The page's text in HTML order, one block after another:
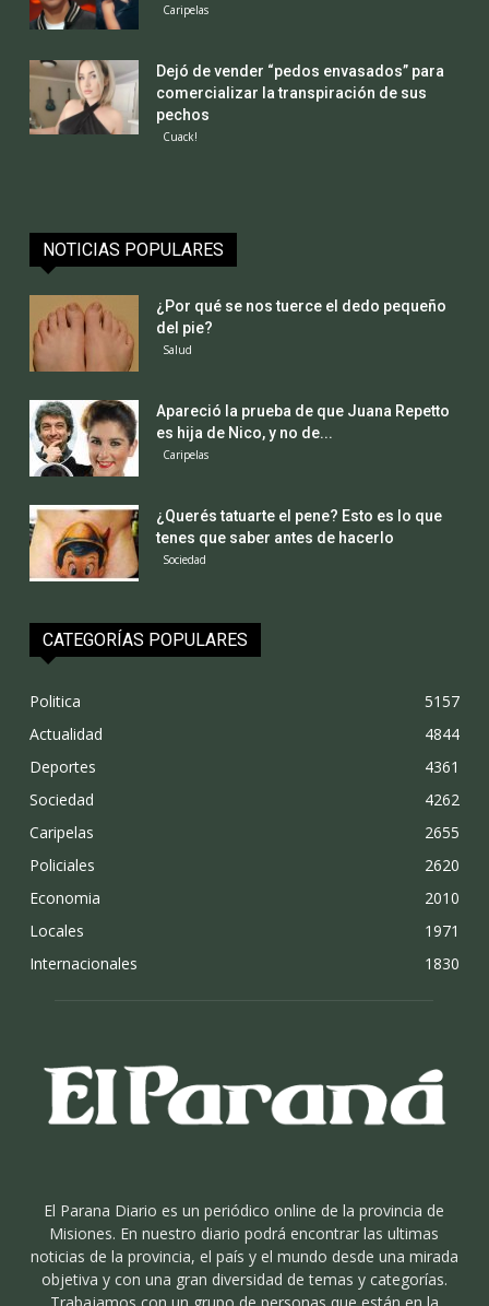
Caripelas
Dejó de vender “pedos envasados” para
comercializar la transpiración de sus
pechos
Cuack!
NOTICIAS POPULARES
¿Por qué se nos tuerce el dedo pequeño
del pie?
Salud
Apareció la prueba de que Juana Repetto
es hija de Nico, y no de...
Caripelas
¿Querés tatuarte el pene? Esto es lo que
tenes que saber antes de hacerlo
Sociedad
CATEGORÍAS POPULARES
Politica
5157
Actualidad
4844
Deportes
4361
Sociedad
4262
Caripelas
2655
Policiales
2620
Economia
2010
Locales
1971
Internacionales
1830
El Parana Diario es un periódico online de la provincia de
Misiones. En nuestro diario podrá encontrar las ultimas
noticias de la provincia, el país y el mundo desde una mirada
objetiva y con una gran diversidad de temas y categorías.